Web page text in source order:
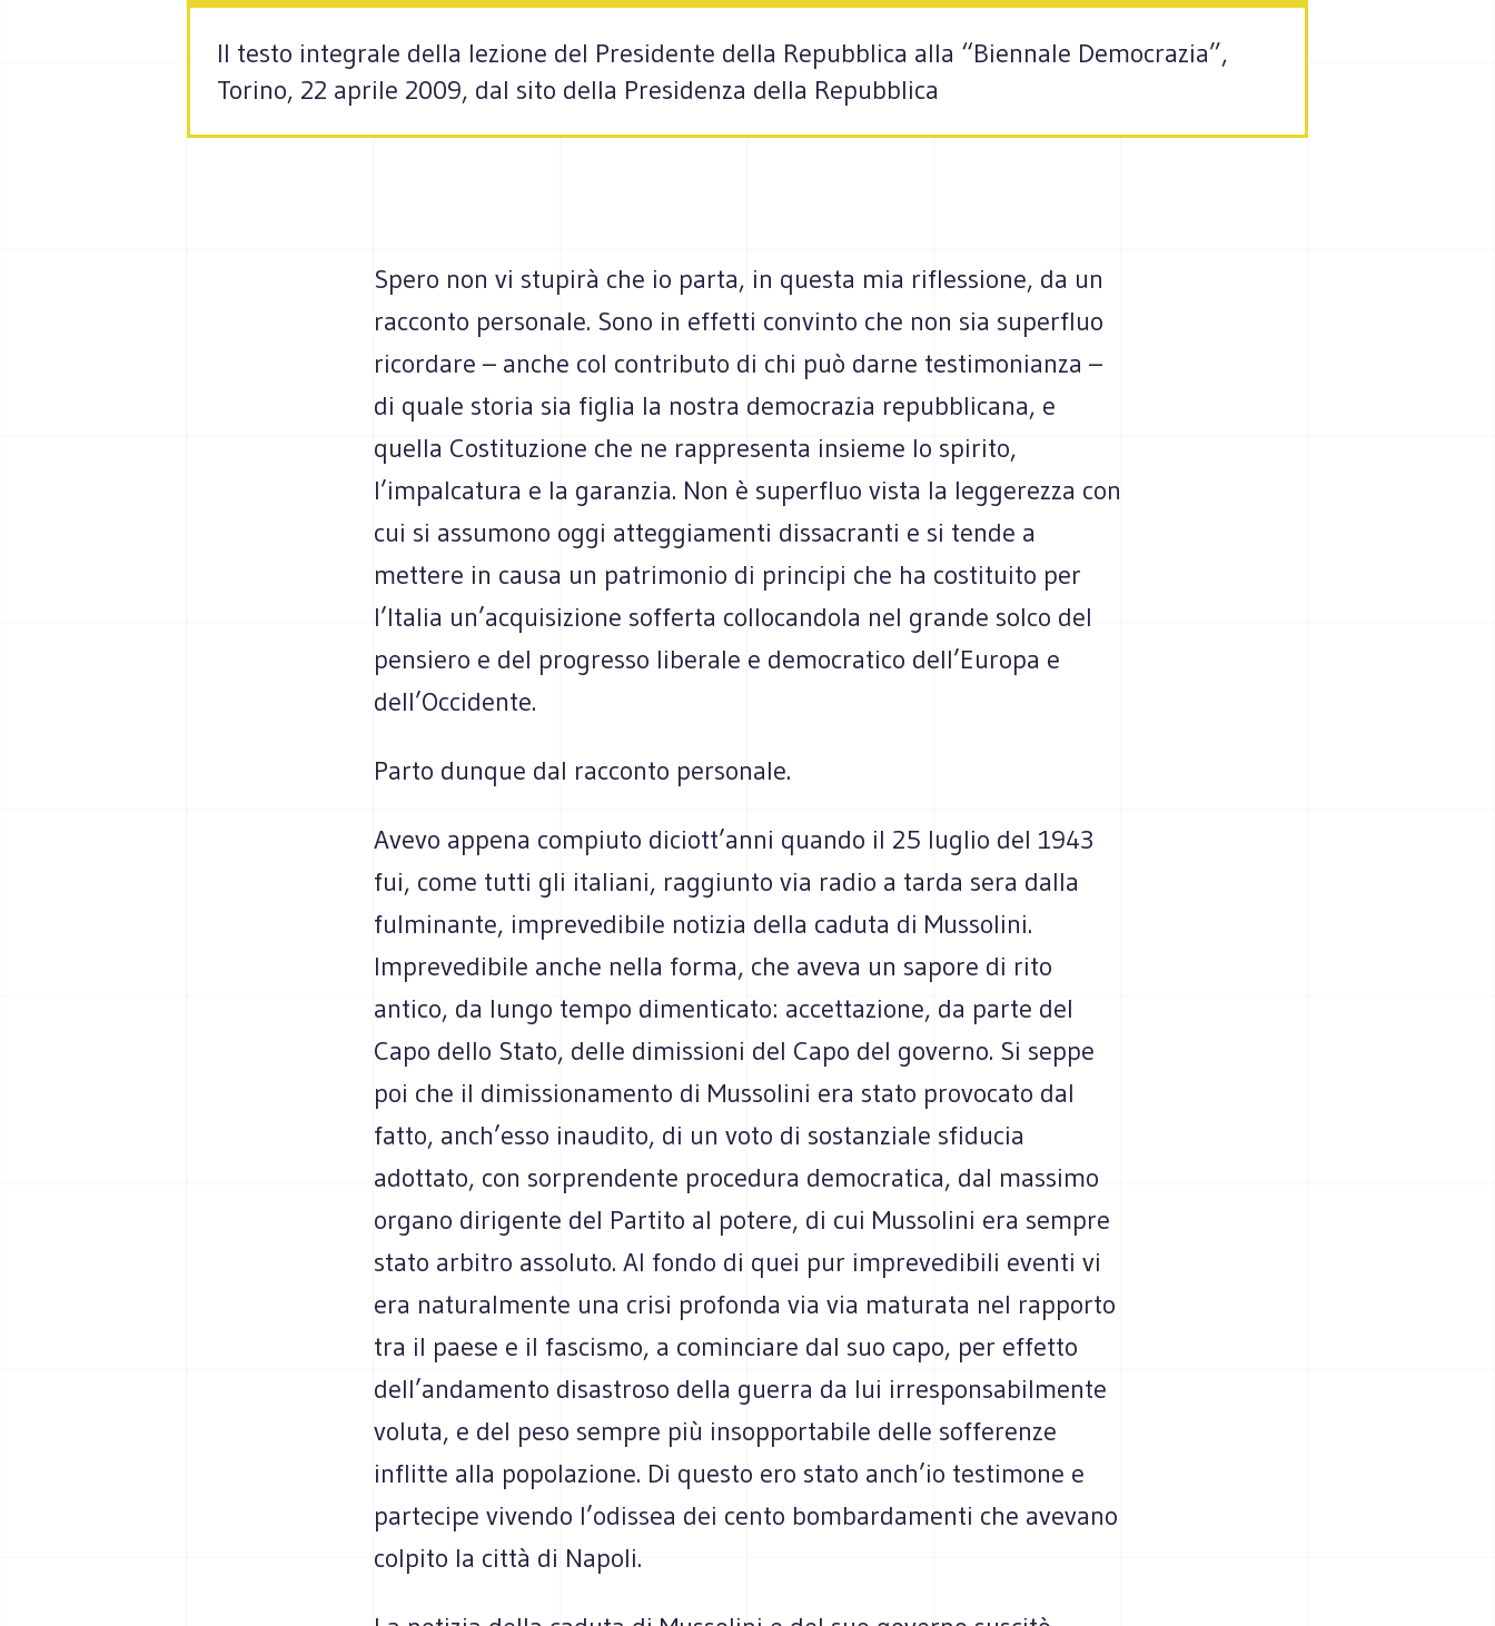
Il testo integrale della lezione del Presidente della Repubblica alla “Biennale Democrazia”,
Torino, 22 aprile 2009, dal sito della Presidenza della Repubblica
Spero non vi stupirà che io parta, in questa mia riflessione, da un
racconto personale. Sono in effetti convinto che non sia superfluo
ricordare – anche col contributo di chi può darne testimonianza –
di quale storia sia figlia la nostra democrazia repubblicana, e
quella Costituzione che ne rappresenta insieme lo spirito,
l’impalcatura e la garanzia. Non è superfluo vista la leggerezza con
cui si assumono oggi atteggiamenti dissacranti e si tende a
mettere in causa un patrimonio di principi che ha costituito per
l’Italia un’acquisizione sofferta collocandola nel grande solco del
pensiero e del progresso liberale e democratico dell’Europa e
dell’Occidente.
Parto dunque dal racconto personale.
Avevo appena compiuto diciott’anni quando il 25 luglio del 1943
fui, come tutti gli italiani, raggiunto via radio a tarda sera dalla
fulminante, imprevedibile notizia della caduta di Mussolini.
Imprevedibile anche nella forma, che aveva un sapore di rito
antico, da lungo tempo dimenticato: accettazione, da parte del
Capo dello Stato, delle dimissioni del Capo del governo. Si seppe
poi che il dimissionamento di Mussolini era stato provocato dal
fatto, anch’esso inaudito, di un voto di sostanziale sfiducia
adottato, con sorprendente procedura democratica, dal massimo
organo dirigente del Partito al potere, di cui Mussolini era sempre
stato arbitro assoluto. Al fondo di quei pur imprevedibili eventi vi
era naturalmente una crisi profonda via via maturata nel rapporto
tra il paese e il fascismo, a cominciare dal suo capo, per effetto
dell’andamento disastroso della guerra da lui irresponsabilmente
voluta, e del peso sempre più insopportabile delle sofferenze
inflitte alla popolazione. Di questo ero stato anch’io testimone e
partecipe vivendo l’odissea dei cento bombardamenti che avevano
colpito la città di Napoli.